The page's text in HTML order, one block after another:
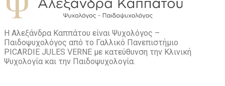
Η Αλεξάνδρα Καππάτου είναι Ψυχολόγος –
Παιδοψυχολόγος από το Γαλλικό Πανεπιστήμιο
PICARDIE JULES VERNE με κατεύθυνση την Kλινική
Ψυχολογία και την Παιδοψυχολογία.